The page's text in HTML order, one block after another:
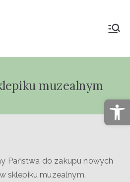
Przyrody
im.
muzealnym
Państwa do zakupu nowych
sklepiku muzealnym.